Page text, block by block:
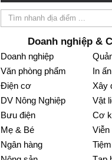
Doanh nghiệp &
Doanh nghiệp
Văn phòng phẩm
Điện cơ
DV Nông Nghiệp
Bưu điện
Mẹ & Bé
Ngân hàng
In ấn
Xây
Vật
Cơ
Viễn